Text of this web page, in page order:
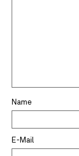
Name
E-Mail